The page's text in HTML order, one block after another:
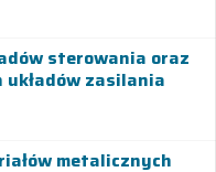
sterowania oraz
zasilania
metalicznych